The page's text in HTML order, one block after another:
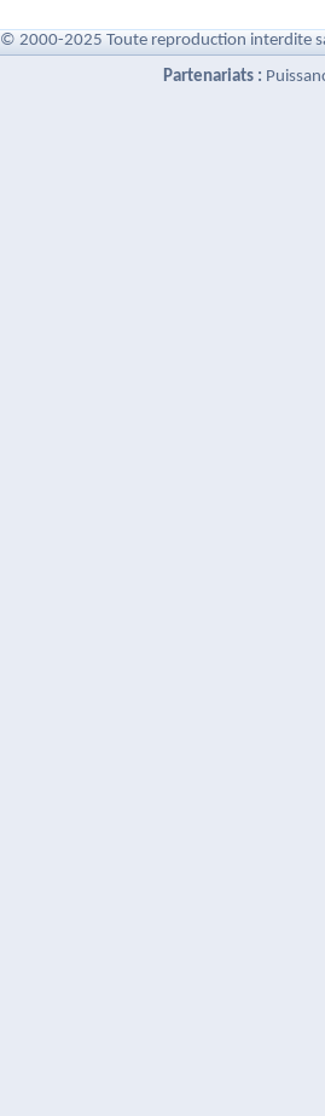
© 2000-2025 Toute reproduction interdite
Partenariats :